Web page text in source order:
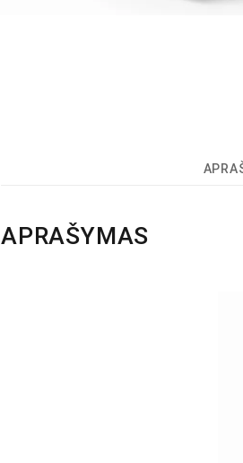
APRAŠYMAS